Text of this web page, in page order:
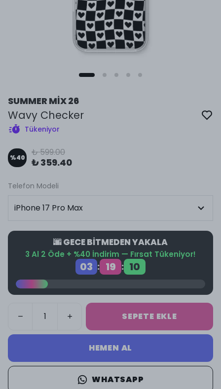
SUMMER MİX 26
Wavy Checker
Tükeniyor
%40 ₺ 599.00
₺ 359.40
Telefon Modeli
🌆 GECE BİTMEDEN YAKALA
3 Al 2 Öde + %40 İndirim — Fırsat Tükeniyor!
03 : 19 : 10
SEPETE EKLE
HEMEN AL
WHATSAPP